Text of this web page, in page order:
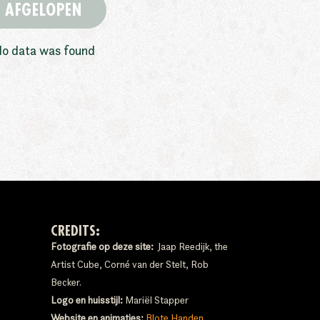
AFGELOPEN
data was found
CREDITS:
Fotografie op deze site: Jaap Reedijk, the
Artist Cube, Corné van der Stelt, Rob
Becker.
Logo en huisstijl: Mariël Stapper